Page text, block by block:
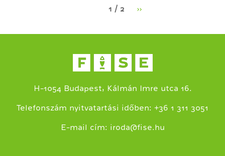
1 / 2 ››
H-1054 Budapest, Kálmán Imre utca 16.
Telefonszám nyitvatartási időben: +36 1 311 3051
E-mail cím: iroda@fise.hu